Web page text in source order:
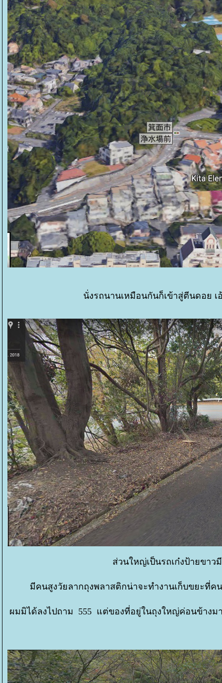
นั่งรถนานเหมือนกันก็เข้าสู่ตีนดอย เ
ส่วนใหญ่เป็นรถเก๋งป้ายขาว
มีคนสูงวัยลากถุงพลาสติกน่าจะทำงานเก็บขยะที่ค
ผมมิได้ลงไปถาม 555 แต่ของที่อยู่ในถุงใหญ่ค่อนข้างม